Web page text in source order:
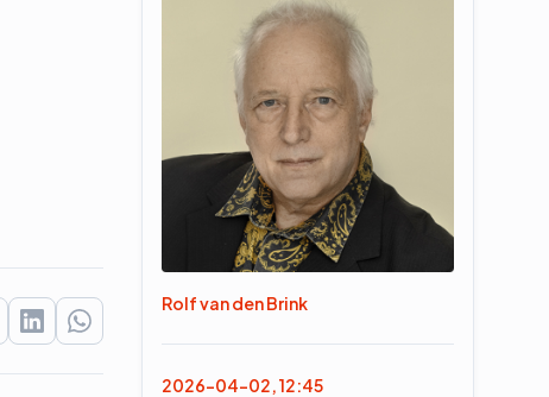
Rolf van den Brink
2026-04-02, 12:45